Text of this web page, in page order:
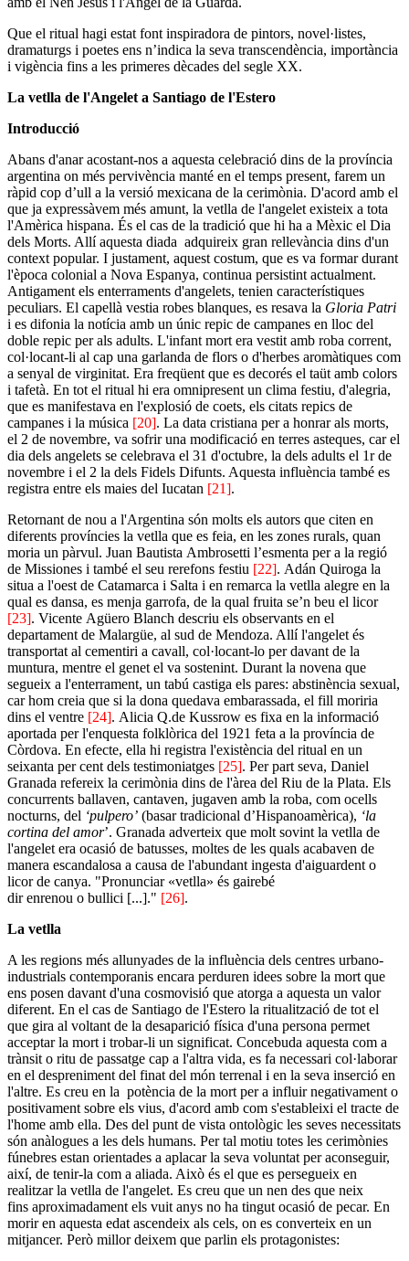
Que el ritual hagi estat font inspiradora de pintors, novel·listes,
dramaturgs i poetes ens n’indica la seva transcendència, importància
i vigència fins a les primeres dècades del segle XX.
La vetlla de l'Angelet a Santiago de l'Estero
Introducció
Abans d'anar acostant-nos a aquesta celebració dins de la província
argentina on més pervivència manté en el temps present, farem un
ràpid cop d’ull a la versió mexicana de la cerimònia. D'acord amb el
que ja expressàvem més amunt, la vetlla de l'angelet existeix a tota
l'Amèrica hispana. És el cas de la tradició que hi ha a Mèxic el Dia
dels Morts. Allí aquesta diada adquireix gran rellevància dins d'un
context popular. I justament, aquest costum, que es va formar durant
l'època colonial a Nova Espanya, continua persistint actualment.
Antigament els enterraments d'angelets, tenien característiques
peculiars. El capellà vestia robes blanques, es resava la Gloria Patri
i es difonia la notícia amb un únic repic de campanes en lloc del
doble repic per als adults. L'infant mort era vestit amb roba corrent,
col·locant-li al cap una garlanda de flors o d'herbes aromàtiques com
a senyal de virginitat. Era freqüent que es decorés el taüt amb colors
i tafetà. En tot el ritual hi era omnipresent un clima festiu, d'alegria,
que es manifestava en l'explosió de coets, els citats repics de
campanes i la música [20]. La data cristiana per a honrar als morts,
el 2 de novembre, va sofrir una modificació en terres asteques, car el
dia dels angelets se celebrava el 31 d'octubre, la dels adults el 1r de
novembre i el 2 la dels Fidels Difunts. Aquesta influència també es
registra entre els maies del Iucatan [21].
Retornant de nou a l'Argentina són molts els autors que citen en
diferents províncies la vetlla que es feia, en les zones rurals, quan
moria un pàrvul. Juan Bautista Ambrosetti l’esmenta per a la regió
de Missiones i també el seu rerefons festiu [22]. Adán Quiroga la
situa a l'oest de Catamarca i Salta i en remarca la vetlla alegre en la
qual es dansa, es menja garrofa, de la qual fruita se’n beu el licor
[23]. Vicente Agüero Blanch descriu els observants en el
departament de Malargüe, al sud de Mendoza. Allí l'angelet és
transportat al cementiri a cavall, col·locant-lo per davant de la
muntura, mentre el genet el va sostenint. Durant la novena que
segueix a l'enterrament, un tabú castiga els pares: abstinència sexual,
car hom creia que si la dona quedava embarassada, el fill moriria
dins el ventre [24]. Alicia Q.de Kussrow es fixa en la informació
aportada per l'enquesta folklòrica del 1921 feta a la província de
Còrdova. En efecte, ella hi registra l'existència del ritual en un
seixanta per cent dels testimoniatges [25]. Per part seva, Daniel
Granada refereix la cerimònia dins de l'àrea del Riu de la Plata. Els
concurrents ballaven, cantaven, jugaven amb la roba, com ocells
nocturns, del ‘pulpero’ (basar tradicional d’Hispanoamèrica), ‘la
cortina del amor’. Granada adverteix que molt sovint la vetlla de
l'angelet era ocasió de batusses, moltes de les quals acabaven de
manera escandalosa a causa de l'abundant ingesta d'aiguardent o
licor de canya. "Pronunciar «vetlla» és gairebé
dir enrenou o bullici [...]." [26].
La vetlla
A les regions més allunyades de la influència dels centres urbano-
industrials contemporanis encara perduren idees sobre la mort que
ens posen davant d'una cosmovisió que atorga a aquesta un valor
diferent. En el cas de Santiago de l'Estero la ritualització de tot el
que gira al voltant de la desaparició física d'una persona permet
acceptar la mort i trobar-li un significat. Concebuda aquesta com a
trànsit o ritu de passatge cap a l'altra vida, es fa necessari col·laborar
en el despreniment del finat del món terrenal i en la seva inserció en
l'altre. Es creu en la potència de la mort per a influir negativament o
positivament sobre els vius, d'acord amb com s'estableixi el tracte de
l'home amb ella. Des del punt de vista ontològic les seves necessitats
són anàlogues a les dels humans. Per tal motiu totes les cerimònies
fúnebres estan orientades a aplacar la seva voluntat per aconseguir,
així, de tenir-la com a aliada. Això és el que es persegueix en
realitzar la vetlla de l'angelet. Es creu que un nen des que neix
fins aproximadament els vuit anys no ha tingut ocasió de pecar. En
morir en aquesta edat ascendeix als cels, on es converteix en un
mitjancer. Però millor deixem que parlin els protagonistes: